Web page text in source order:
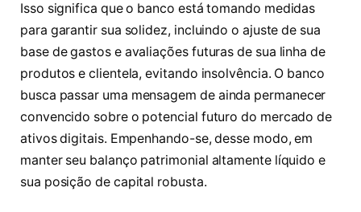
Isso significa que o banco está tomando medidas
para garantir sua solidez, incluindo o ajuste de sua
base de gastos e avaliações futuras de sua linha de
produtos e clientela, evitando insolvência. O banco
busca passar uma mensagem de ainda permanecer
convencido sobre o potencial futuro do mercado de
ativos digitais. Empenhando-se, desse modo, em
manter seu balanço patrimonial altamente líquido e
sua posição de capital robusta.